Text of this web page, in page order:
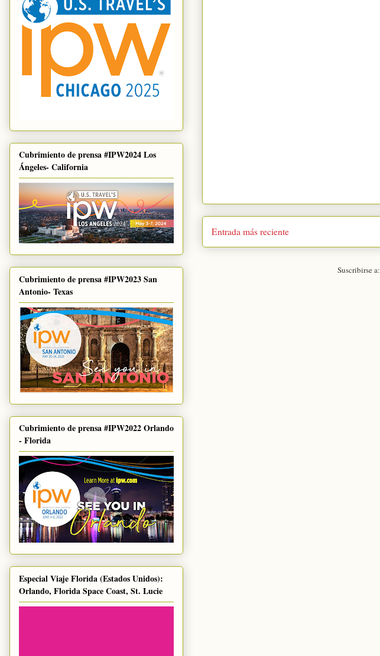
Entrada más reciente
Suscribirse a:
Cubrimiento de prensa #IPW2024 Los
Ángeles- California
Cubrimiento de prensa #IPW2023 San
Antonio- Texas
Cubrimiento de prensa #IPW2022 Orlando
- Florida
Especial Viaje Florida (Estados Unidos):
Orlando, Florida Space Coast, St. Lucie